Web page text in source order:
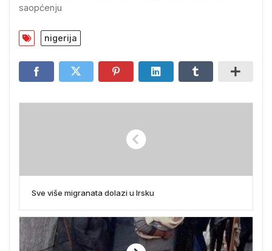
saopćenju
nigerija
Sve više migranata dolazi u Irsku